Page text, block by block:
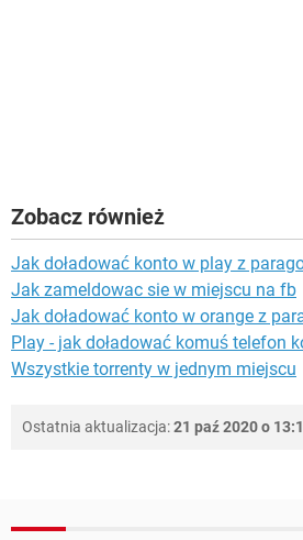
Zobacz również
Jak doładować konto w play z
Jak zameldowac sie w miejscu na fb
Jak doładować konto w orange z
Play - jak doładować komuś telefon
Wszystkie torrenty w jednym miejscu
Ostatnia aktualizacja:21 paź 2020 o